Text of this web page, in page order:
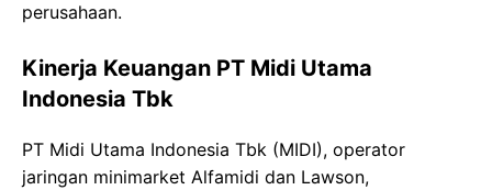
perusahaan.
Kinerja Keuangan PT Midi Utama
Indonesia Tbk
PT Midi Utama Indonesia Tbk (MIDI), operator
jaringan minimarket Alfamidi dan Lawson,